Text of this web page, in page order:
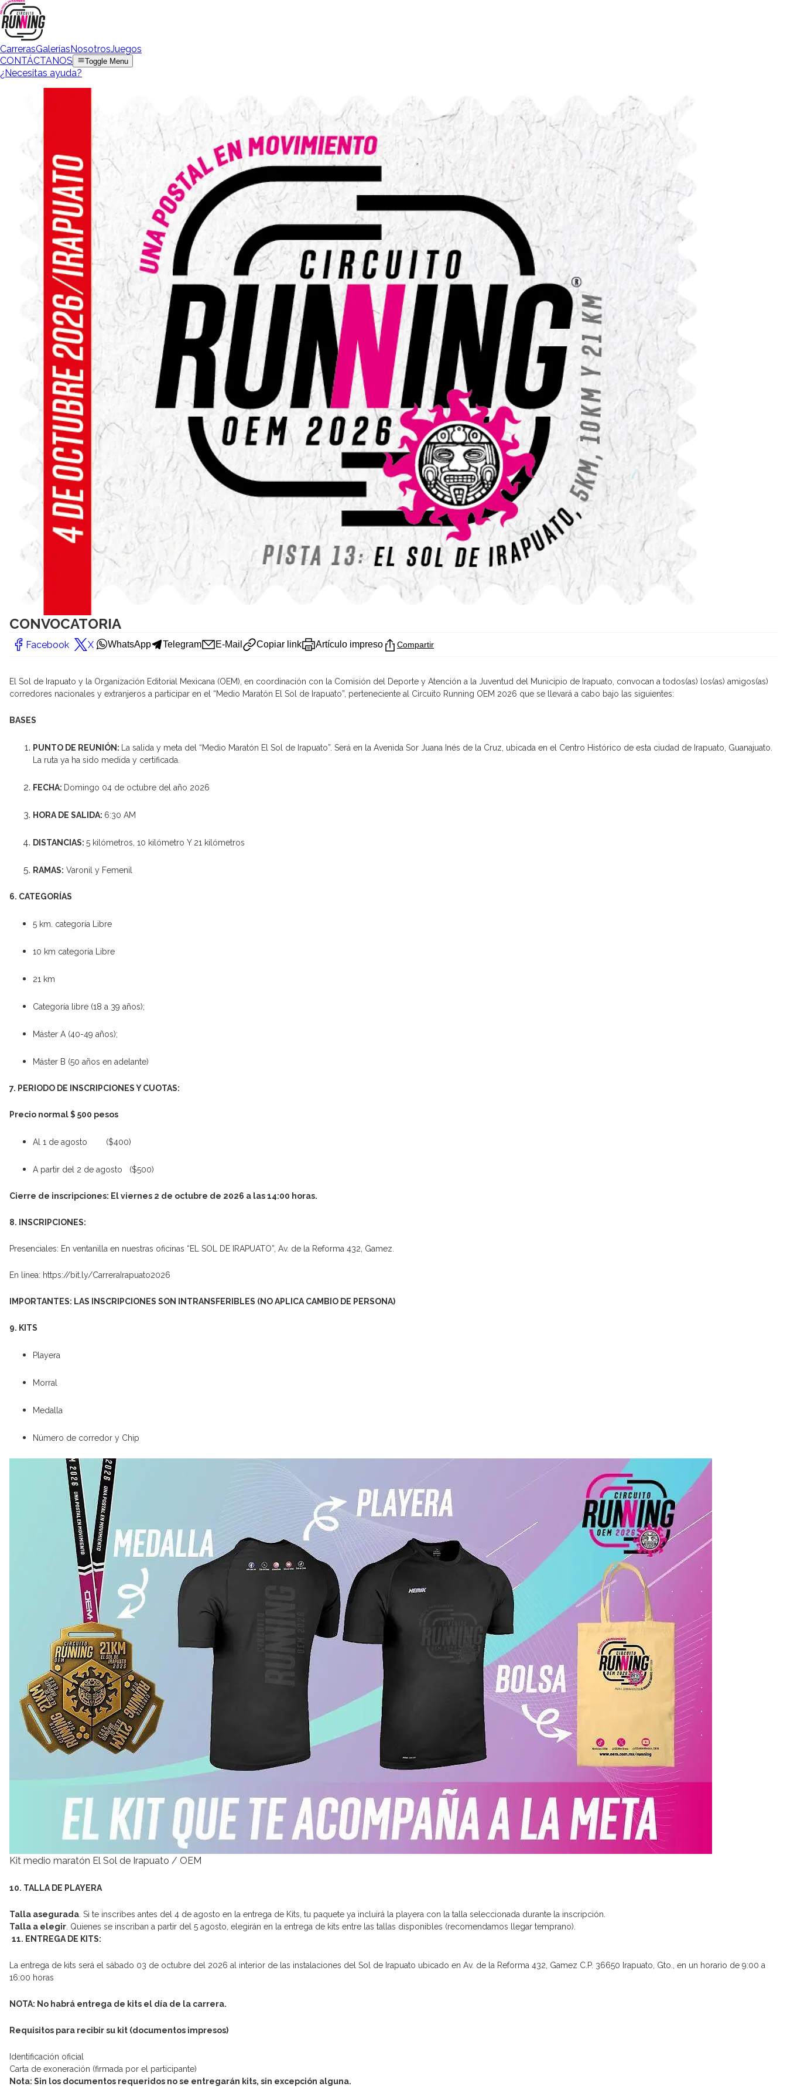
CarrerasGaleríasNosotrosJuegos
CONTÁCTANOS
Toggle Menu
¿Necesitas ayuda?
CONVOCATORIA
Facebook X WhatsApp Telegram E-Mail Copiar link Artículo impreso Compartir
El Sol de Irapuato y la Organización Editorial Mexicana (OEM), en coordinación con la Comisión del Deporte y Atención a la Juventud del Municipio de Irapuato, convocan a todos(as) los(as) amigos(as)
corredores nacionales y extranjeros a participar en el “Medio Maratón El Sol de Irapuato”, perteneciente al Circuito Running OEM 2026 que se llevará a cabo bajo las siguientes:
BASES
PUNTO DE REUNIÓN: La salida y meta del “Medio Maratón El Sol de Irapuato”. Será en la Avenida Sor Juana Inés de la Cruz, ubicada en el Centro Histórico de esta ciudad de Irapuato, Guanajuato.
La ruta ya ha sido medida y certificada.
FECHA: Domingo 04 de octubre del año 2026
HORA DE SALIDA: 6:30 AM
DISTANCIAS: 5 kilómetros, 10 kilómetro Y 21 kilómetros
RAMAS: Varonil y Femenil
6. CATEGORÍAS
5 km. categoría Libre
10 km categoría Libre
21 km
Categoría libre (18 a 39 años);
Máster A (40-49 años);
Máster B (50 años en adelante)
7. PERIODO DE INSCRIPCIONES Y CUOTAS:
Precio normal $ 500 pesos
Al 1 de agosto ($400)
A partir del 2 de agosto ($500)
Cierre de inscripciones: El viernes 2 de octubre de 2026 a las 14:00 horas.
8. INSCRIPCIONES:
Presenciales: En ventanilla en nuestras oficinas “EL SOL DE IRAPUATO”, Av. de la Reforma 432, Gamez.
En línea: https://bit.ly/CarreraIrapuato2026
IMPORTANTES: LAS INSCRIPCIONES SON INTRANSFERIBLES (NO APLICA CAMBIO DE PERSONA)
9. KITS
Playera
Morral
Medalla
Número de corredor y Chip
Kit medio maratón El Sol de Irapuato / OEM
10. TALLA DE PLAYERA
Talla asegurada. Si te inscribes antes del 4 de agosto en la entrega de Kits, tu paquete ya incluirá la playera con la talla seleccionada durante la inscripción.
Talla a elegir. Quienes se inscriban a partir del 5 agosto, elegirán en la entrega de kits entre las tallas disponibles (recomendamos llegar temprano).
11. ENTREGA DE KITS:
La entrega de kits será el sábado 03 de octubre del 2026 al interior de las instalaciones del Sol de Irapuato ubicado en Av. de la Reforma 432, Gamez C.P. 36650 Irapuato, Gto., en un horario de 9:00 a
16:00 horas
NOTA: No habrá entrega de kits el día de la carrera.
Requisitos para recibir su kit (documentos impresos)
Identificación oficial
Carta de exoneración (firmada por el participante)
Nota: Sin los documentos requeridos no se entregarán kits, sin excepción alguna.